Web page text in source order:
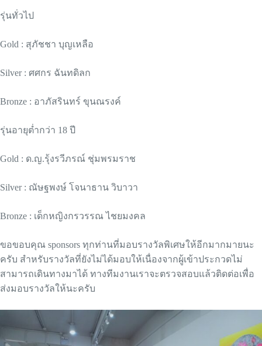
รุ่นทั่วไป
Gold : สุภัชชา บุญเหลือ
Silver : ศศกร ฉันทดิลก
Bronze : อาภัสรินทร์ ขุนณรงค์
รุ่นอายุต่ำกว่า 18 ปี
Gold : ด.ญ.รุ้งรวีภรณ์ ชุ่มพรมราช
Silver : ณัษฐพงษ์ โจนาธาน วิบาวา
Bronze : เด็กหญิงกรวรรณ ไชยมงคล
ขอขอบคุณ sponsors ทุกท่านที่มอบรางวัลพิเศษให้อีกมากมายนะ
ครับ สำหรับรางวัลที่ยังไม่ได้มอบให้เนื่องจากผู้เข้าประกวดไม่
สามารถเดินทางมาได้ ทางทีมงานเราจะตรวจสอบแล้วติดต่อเพื่อ
ส่งมอบรางวัลให้นะครับ